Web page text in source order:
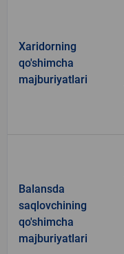
Xaridorning
qo'shimcha
majburiyatlari
Balansda
saqlovchining
qo'shimcha
majburiyatlari